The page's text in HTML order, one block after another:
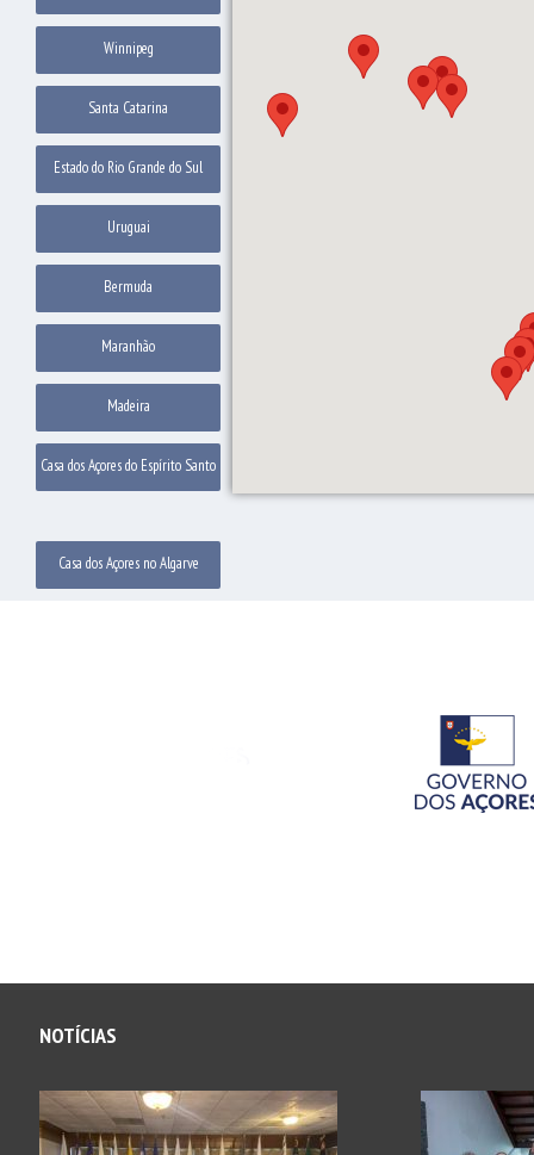
Winnipeg
Santa Catarina
Estado do Rio Grande do Sul
Uruguai
Bermuda
Maranhão
Madeira
Casa dos Açores do Espírito Santo
Casa dos Açores no Algarve
NOTÍCIAS